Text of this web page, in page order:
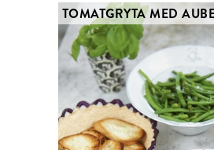
TOMATGRYTA MED